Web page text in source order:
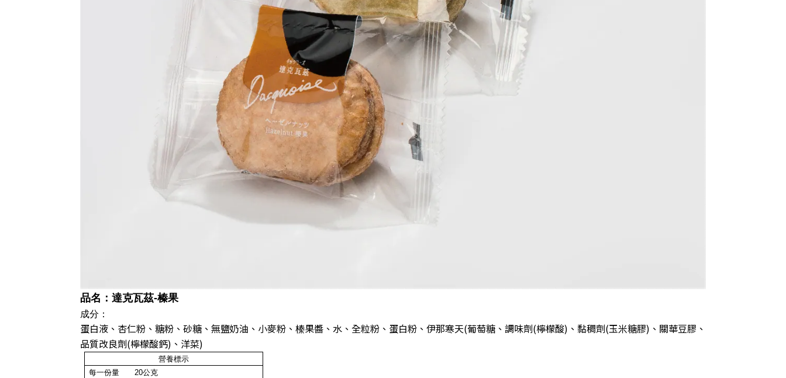
品名：達克瓦茲-榛果
成分：
蛋白液、杏仁粉、糖粉、砂糖、無鹽奶油、小麥粉、榛果醬、水、全粒粉、蛋白粉、伊那寒天(葡萄糖、調味劑(檸檬酸)、黏稠劑(玉米糖膠)、關華豆膠、
品質改良劑(檸檬酸鈣)、洋菜)
營養標示
每一份量
20公克